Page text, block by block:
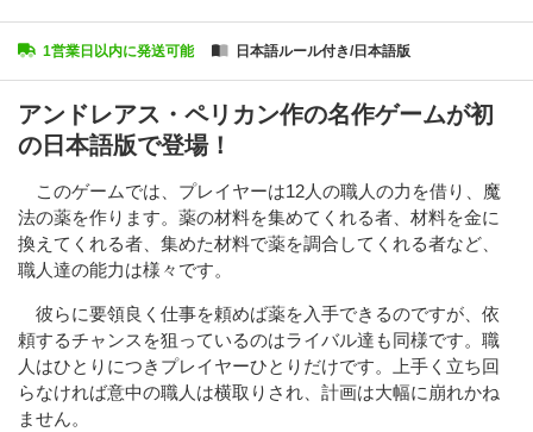
1営業日以内に発送可能 日本語ルール付き/日本語版
アンドレアス・ペリカン作の名作ゲームが初
の日本語版で登場！
このゲームでは、プレイヤーは12人の職人の力を借り、魔
法の薬を作ります。薬の材料を集めてくれる者、材料を金に
換えてくれる者、集めた材料で薬を調合してくれる者など、
職人達の能力は様々です。
彼らに要領良く仕事を頼めば薬を入手できるのですが、依
頼するチャンスを狙っているのはライバル達も同様です。職
人はひとりにつきプレイヤーひとりだけです。上手く立ち回
らなければ意中の職人は横取りされ、計画は大幅に崩れかね
ません。